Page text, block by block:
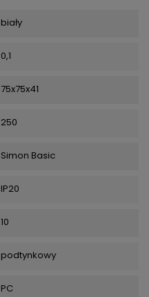
biały
0,1
75x75x41
250
Simon Basic
IP20
10
podtynkowy
PC